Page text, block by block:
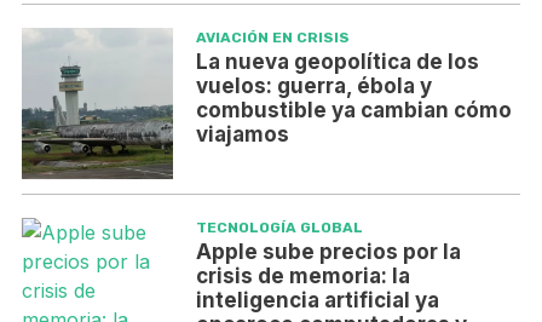
AVIACIÓN EN CRISIS
La nueva geopolítica de los
vuelos: guerra, ébola y
combustible ya cambian cómo
viajamos
TECNOLOGÍA GLOBAL
Apple sube precios por la
crisis de memoria: la
inteligencia artificial ya